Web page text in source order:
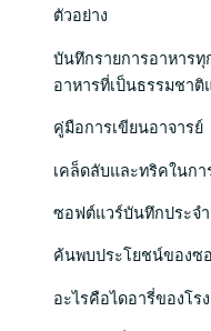
ตัวอย่าง
บันทึกรายการอาหาร
อาหารที่เป็นธรรมชาติ
คู่มือการเขียนอาจารย์
เคล็ดลับและทริคในกา
ซอฟต์แวร์บันทึกประจ
ค้นพบประโยชน์ของซ
อะไรคือไดอารี่ของโรง